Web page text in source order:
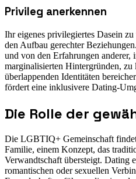
Privileg anerkennen
Ihr eigenes privilegiertes Dasein
den Aufbau gerechter
und von den Erfahrungen anderer,
marginalisierten Hintergründen,
überlappenden Identitäten
fördert eine inklusivere Dating-
Die Rolle der
Die LGBTIQ+ Gemeinschaft
Familie, einem Konzept, das
Verwandtschaft übersteigt. Dating
romantischen oder sexuellen